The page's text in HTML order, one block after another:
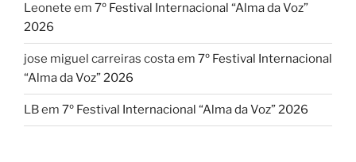
Leonete em 7º Festival Internacional “Alma da Voz”
2026
jose miguel carreiras costaem 7º Festival Internacional
“Alma da Voz” 2026
LBem 7º Festival Internacional “Alma da Voz” 2026